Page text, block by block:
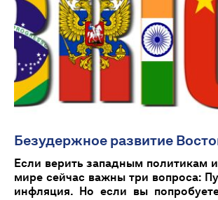
Безудержное развитие
Если верить западным политикам
мире сейчас важны три вопроса:
инфляция. Но если вы